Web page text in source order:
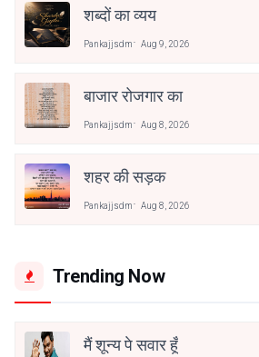
शब्दों का व्यय
Pankajjsdm Aug 9, 2026
बाजार रोजगार का
Pankajjsdm Aug 8, 2026
शहर की सड़क
Pankajjsdm Aug 8, 2026
Trending Now
मैं शून्य पे सवार हूँ